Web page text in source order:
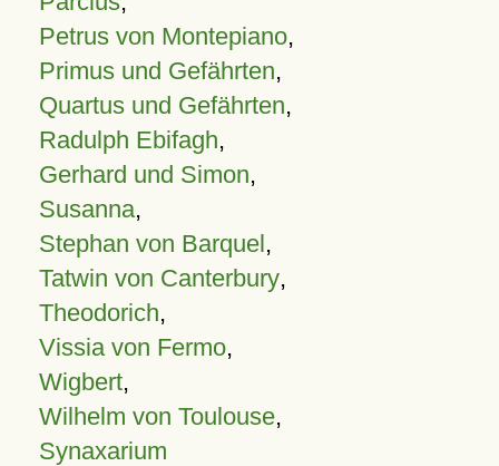
Petrus von Montepiano,
Primus und Gefährten,
Quartus und Gefährten,
Radulph Ebifagh,
Gerhard und Simon,
Susanna,
Stephan von Barquel,
Tatwin von Canterbury,
Theodorich,
Vissia von Fermo,
Wigbert,
Wilhelm von Toulouse,
Synaxarium